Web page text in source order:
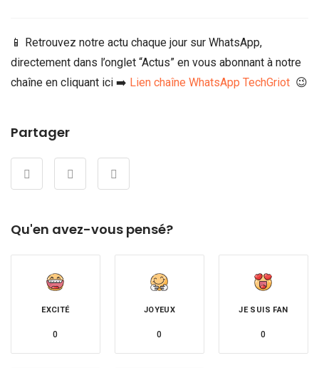
📱 Retrouvez notre actu chaque jour sur WhatsApp,
directement dans l’onglet “Actus” en vous abonnant à notre
chaîne en cliquant ici ➡️ Lien chaîne WhatsApp TechGriot 😉
Partager
Qu'en avez-vous pensé?
EXCITÉ
0
JOYEUX
0
JE SUIS FAN
0